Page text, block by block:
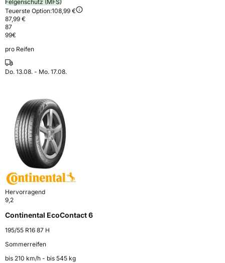
Felgenschutz (MFS)
Teuerste Option:108,99 €
87,99 €
87
99€
pro Reifen
Do. 13.08. - Mo. 17.08.
Hervorragend
9,2
Continental EcoContact 6
195/55 R16 87 H
Sommerreifen
bis 210 km⁠/⁠h - bis 545 kg